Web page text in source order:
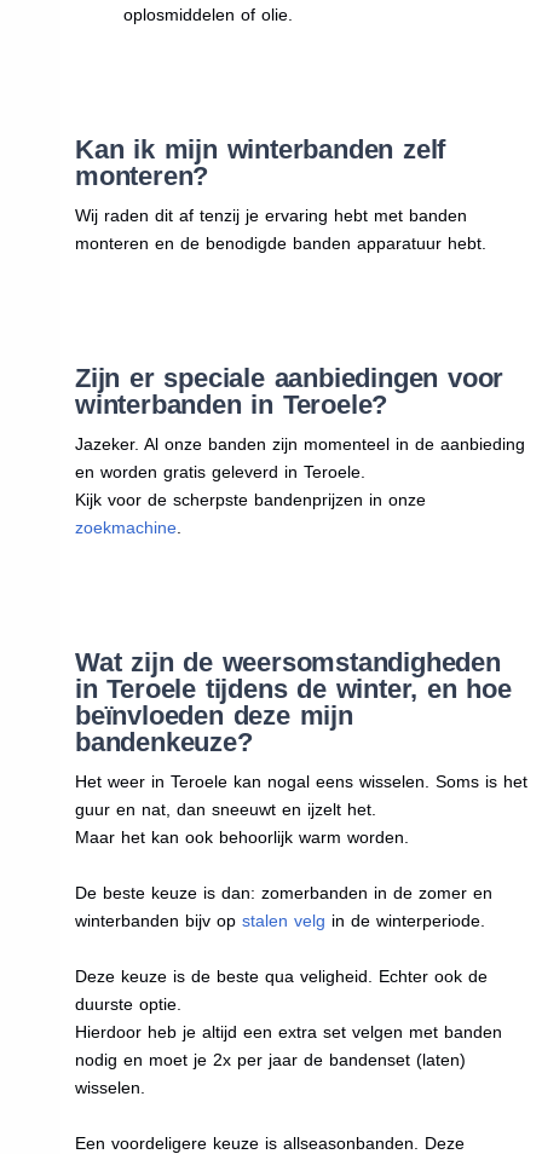
oplosmiddelen of olie.
Kan ik mijn winterbanden zelf
monteren?
Wij raden dit af tenzij je ervaring hebt met banden
monteren en de benodigde banden apparatuur hebt.
Zijn er speciale aanbiedingen voor
winterbanden in Teroele?
Jazeker. Al onze banden zijn momenteel in de aanbieding
en worden gratis geleverd in Teroele.
Kijk voor de scherpste bandenprijzen in onze
zoekmachine.
Wat zijn de weersomstandigheden
in Teroele tijdens de winter, en hoe
beïnvloeden deze mijn
bandenkeuze?
Het weer in Teroele kan nogal eens wisselen. Soms is het
guur en nat, dan sneeuwt en ijzelt het.
Maar het kan ook behoorlijk warm worden.
De beste keuze is dan: zomerbanden in de zomer en
winterbanden bijv op stalen velg in de winterperiode.
Deze keuze is de beste qua veligheid. Echter ook de
duurste optie.
Hierdoor heb je altijd een extra set velgen met banden
nodig en moet je 2x per jaar de bandenset (laten)
wisselen.
Een voordeligere keuze is allseasonbanden. Deze